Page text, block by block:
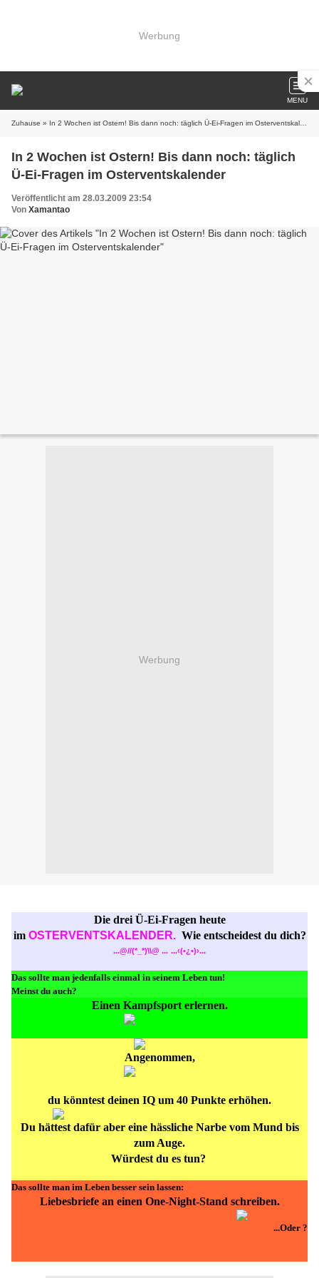
Werbung
MENU
Zuhause » In 2 Wochen ist Ostern! Bis dann noch: täglich Ü-Ei-Fragen im Osterventskalender
In 2 Wochen ist Ostern! Bis dann noch: täglich
Ü-Ei-Fragen im Osterventskalender
Veröffentlicht am 28.03.2009 23:54
Von Xamantao
Werbung
Die drei Ü-Ei-Fragen heute
im OSTERVENTSKALENDER. Wie entscheidest du dich?
...@//(*_*)\\@ ... ...‹(•¿•)›...
Das sollte man jedenfalls einmal in seinem Leben tun!
Meinst du auch?
Einen Kampfsport erlernen.
Angenommen,
du könntest deinen IQ um 40 Punkte erhöhen.
Du hättest dafür aber eine hässliche Narbe vom Mund bis
zum Auge.
Würdest du es tun?
Das sollte man im Leben besser sein lassen:
Liebesbriefe an einen One-Night-Stand schreiben.
...Oder ?